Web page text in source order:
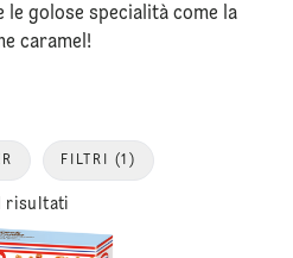
golose specialità come la
caramel!
risultati
FILTRI (1)